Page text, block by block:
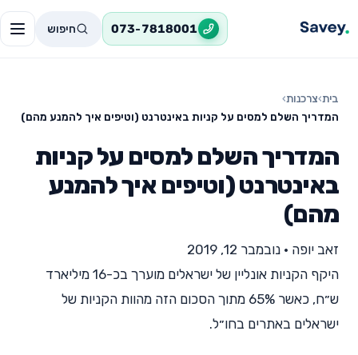
073-7818001 חיפוש
בית›צרכנות›
המדריך השלם למסים על קניות באינטרנט (וטיפים איך להמנע מהם)
המדריך השלם למסים על קניות
באינטרנט (וטיפים איך להמנע
מהם)
זאב יופה • נובמבר 12, 2019
היקף הקניות אונליין של ישראלים מוערך בכ-16 מיליארד
ש״ח, כאשר 65% מתוך הסכום הזה מהוות הקניות של
ישראלים באתרים בחו״ל.